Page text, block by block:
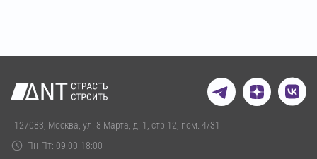
127083, Москва, ул. 8 Марта, д. 1, стр.12, пом. 4/31
Пн-Пт: 09:00-18:00